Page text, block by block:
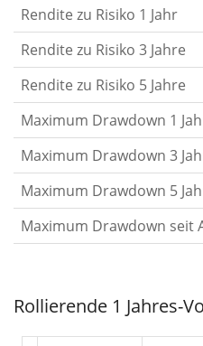
oder schwächer
findest du in unserem
Risikomaß.
Rendite pro Risikofür
Jahren. Diese Kennzahl
annualisierte (d. h. auf
umgerechnete)
historische
Risiko setzt die
das Ausmaß der
Kauf nehmen musste,
Rendite zu Risiko 1 Jahr
Rendite zu Risiko 3 Jahre
Rendite zu Risiko 5 Jahre
Maximum Drawdown 1
Maximum Drawdown 3
Maximum Drawdown 5
Maximum Drawdown seit
Rollierende 1 Jahres-